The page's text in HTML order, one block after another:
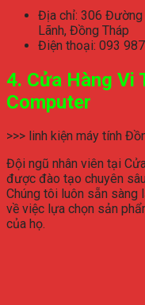
Địa chỉ: 306 Đường
Lãnh, Đồng Tháp
Điện thoại: 093
4. Cửa Hàng Vi
Computer
>>> linh kiện máy tính
Đội ngũ nhân viên tại
được đào tạo chuyên
Chúng tôi luôn sẵn sàng
về việc lựa chọn sản
của họ.